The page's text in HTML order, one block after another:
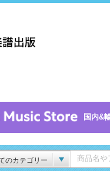
国内&
のカテゴリー